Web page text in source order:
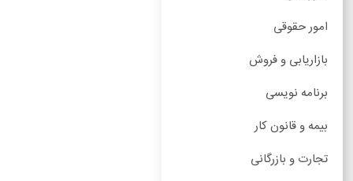
امور حقوقی
بازاریابی و فروش
برنامه نویسی
بیمه و قانون کار
تجارت و بازرگانی